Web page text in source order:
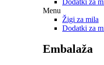
Dodatki za
Menu
Žigi za mila
Dodatki za
Embalaža